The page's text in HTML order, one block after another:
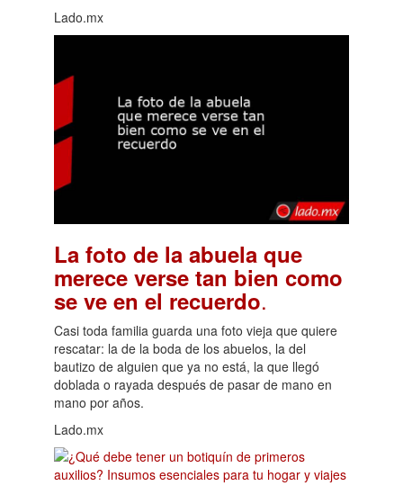
Lado.mx
La foto de la abuela que
merece verse tan bien como
se ve en el recuerdo.
Casi toda familia guarda una foto vieja que quiere
rescatar: la de la boda de los abuelos, la del
bautizo de alguien que ya no está, la que llegó
doblada o rayada después de pasar de mano en
mano por años.
Lado.mx